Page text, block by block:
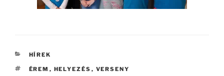
KATEGÓRIÁK
HÍREK
CÍMKÉK
ÉREM , HELYEZÉS , VERSENY